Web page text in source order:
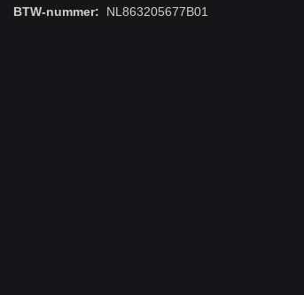
BTW-nummer: NL863205677B01